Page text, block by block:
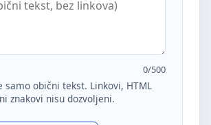
0/500
samo obični tekst. Linkovi, HTML
znakovi nisu dozvoljeni.